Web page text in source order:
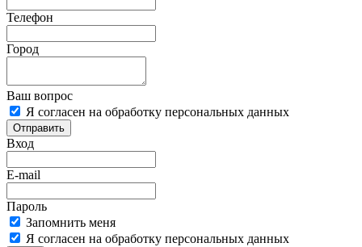
Телефон
Город
Ваш вопрос
Я согласен на обработку персональных данных
Отправить
Вход
E-mail
Пароль
Запомнить меня
Я согласен на обработку персональных данных